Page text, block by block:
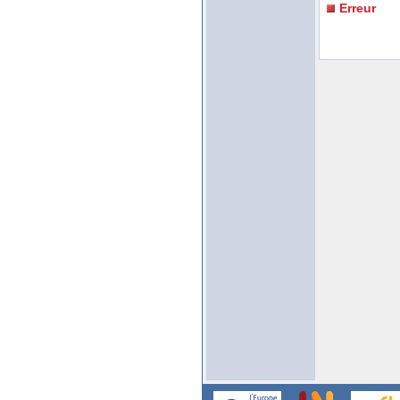
Erreur